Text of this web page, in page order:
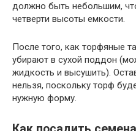
должно быть небольшим,
четверти высоты емкости.
После того, как торфяные
убирают в сухой поддон
жидкость и высушить).
нельзя, поскольку торф
нужную форму.